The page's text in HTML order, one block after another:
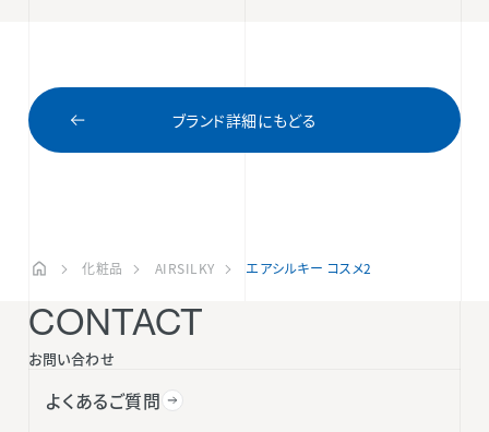
ブランド詳細にもどる
化粧品 AIRSILKY エアシルキー コスメ2
CONTACT
お問い合わせ
よくあるご質問